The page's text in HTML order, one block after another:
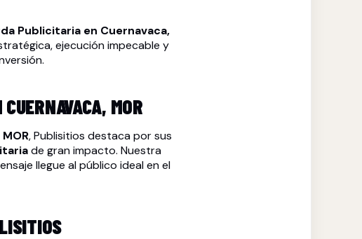
Publicitariaen Cuernavaca,
ejecución impecable y
MOR
, Publisitios destaca por sus
de gran impacto. Nuestra
llegue al público ideal en el